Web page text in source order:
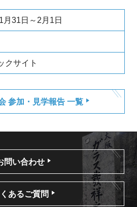
月31日～2月1日
クサイト
参加・見学報告 一覧
問い合わせ
あるご質問